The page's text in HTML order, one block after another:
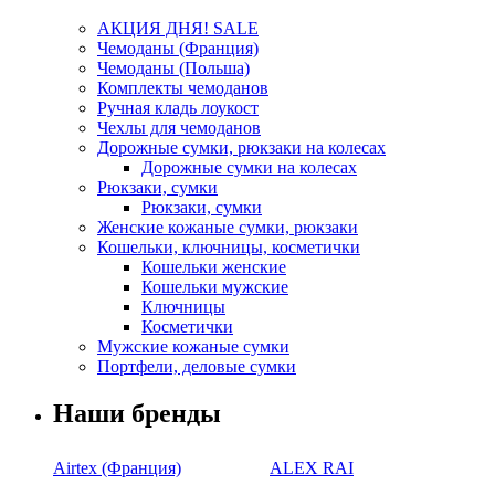
АКЦИЯ ДНЯ! SALE
Чемоданы (Франция)
Чемоданы (Польша)
Комплекты чемоданов
Ручная кладь лоукост
Чехлы для чемоданов
Дорожные сумки, рюкзаки на колесах
Дорожные сумки на колесах
Рюкзаки, сумки
Рюкзаки, сумки
Женские кожаные сумки, рюкзаки
Кошельки, ключницы, косметички
Кошельки женские
Кошельки мужские
Ключницы
Косметички
Мужские кожаные сумки
Портфели, деловые сумки
Наши бренды
Airtex (Франция) ALEX RAI